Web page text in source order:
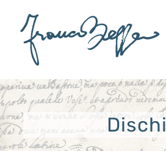
contenuto
Dischi